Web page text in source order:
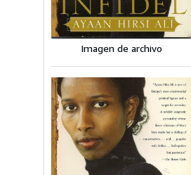
Imagen de archivo